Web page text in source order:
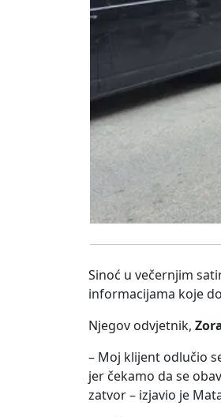
Sinoć u večernjim
informacijama koje
Njegov odvjetnik,
– Moj klijent odlučio
jer čekamo da se
zatvor – izjavio je